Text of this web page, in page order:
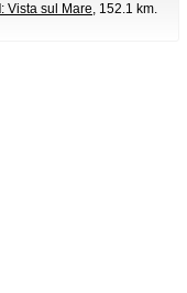
: Vista sul Mare, 152.1 km.